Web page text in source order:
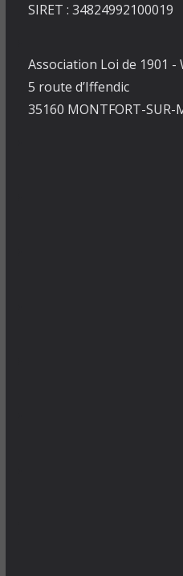
SIRET : 34824992100019
Association Loi de 1901 -
5 route d’Iffendic
35160 MONTFORT-SUR-